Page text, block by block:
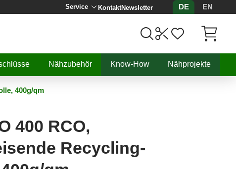
Service KontaktNewsletter DE
EN
Nähzubehör Know-How Nähprojekte
400g/qm
400 RCO,
Recycling-